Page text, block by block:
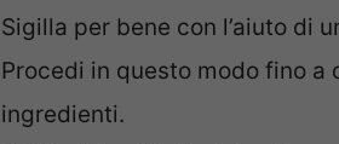
Sigilla per bene con l’aiuto di
Procedi in questo modo fino
ingredienti.